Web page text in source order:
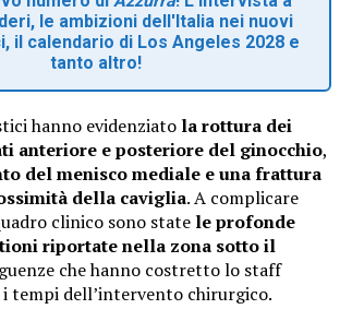
le ambizioni dell'Italia nei nuovi
il calendario di Los Angeles 2028 e
tanto altro!
hanno evidenziato la rottura dei
anteriore e posteriore del ginocchio,
del menisco mediale e una frattura
della caviglia. A complicare
clinico sono state le profonde
riportate nella zona sotto il
che hanno costretto lo staff
i tempi dell’intervento chirurgico.